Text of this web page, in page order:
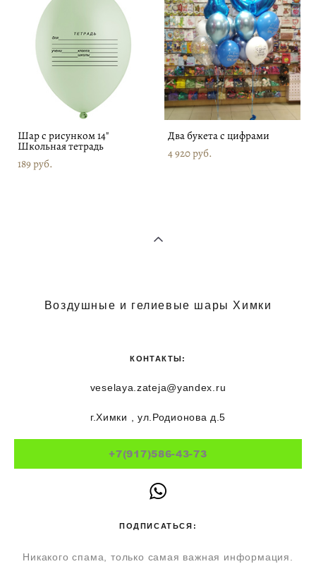
Шар с рисунком 14"
Школьная тетрадь
189 pуб.
Два букета с цифрами
4 920 pуб.
Воздушные и гелиевые шары Химки
КОНТАКТЫ:
veselaya.zateja@yandex.ru
г.Химки , ул.Родионова д.5
+7(917)586-43-73
ПОДПИСАТЬСЯ:
Никакого спама, только самая важная информация.